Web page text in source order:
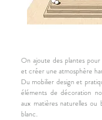
On ajoute des plantes
et créer une atmosphère
Du mobilier design et
éléments de décoration
aux matières naturelles
blanc.